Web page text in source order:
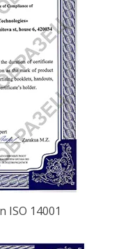
ISO 14001